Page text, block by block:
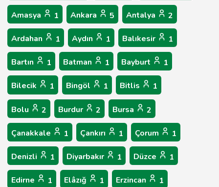
Amasya 1 Ankara 5 Antalya 2
Ardahan 1 Aydın 1 Balıkesir 1
Bartın 1 Batman 1 Bayburt 1
Bilecik 1 Bingöl 1 Bitlis 1
Bolu 2 Burdur 2 Bursa 2
Çanakkale 1 Çankırı 1 Çorum 1
Denizli 1 Diyarbakır 1 Düzce 1
Edirne 1 Elâzığ 1 Erzincan 1